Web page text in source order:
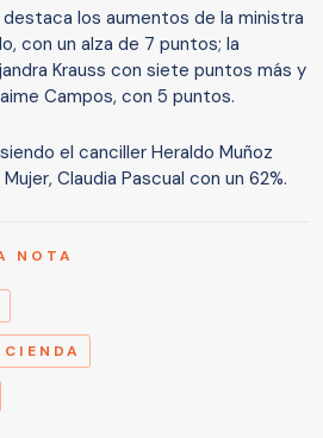
los aumentos de la ministra
con un alza de 7 puntos; la
Krauss con siete puntos más y
Campos, con 5 puntos.
el canciller Heraldo Muñoz
Claudia Pascual con un 62%.
NOTA